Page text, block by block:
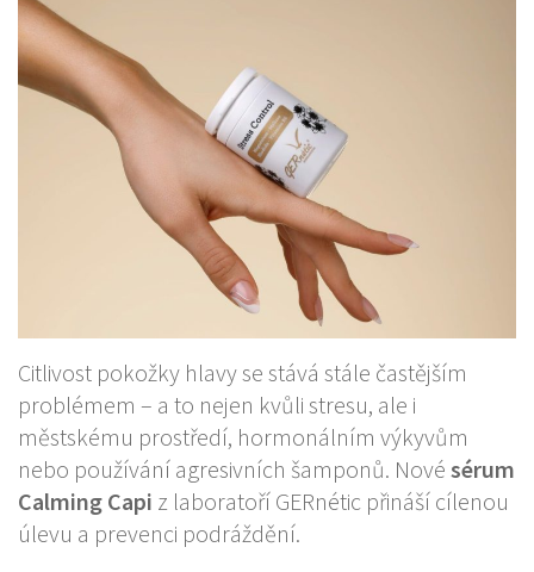
Citlivost pokožky hlavy se stává stále častějším
problémem – a to nejen kvůli stresu, ale i
městskému prostředí, hormonálním výkyvům
nebo používání agresivních šamponů. Nové sérum
Calming Capi z laboratoří GERnétic přináší cílenou
úlevu a prevenci podráždění.